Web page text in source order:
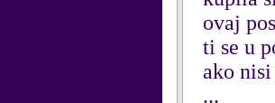
ovaj
ti se u
ako
...